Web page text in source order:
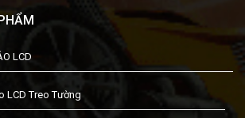
LCD
LCD Treo Tường